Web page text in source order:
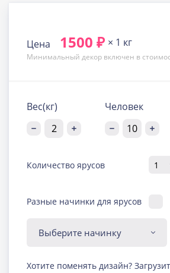
Цена 1500 ₽ × 1 кг
Минимальный декор включен в
Вес(кг) Человек
Количество ярусов
Разные начинки для ярусов
Диабетическая-
безглютеновая
Хотите поменять дизайн?